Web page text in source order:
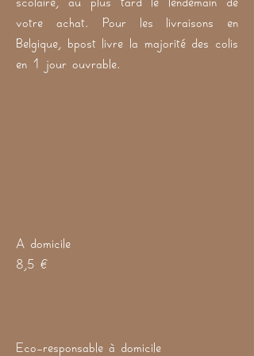
votre achat. Pour les livraisons en
Belgique, bpost livre la majorité des colis
en 1 jour ouvrable.
A domicile
8,5 €
Eco-responsable à domicile